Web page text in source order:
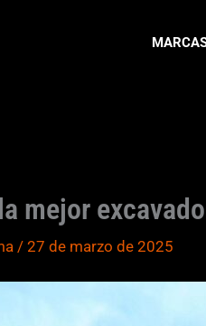
mejor
/ 27 de marzo de 2025